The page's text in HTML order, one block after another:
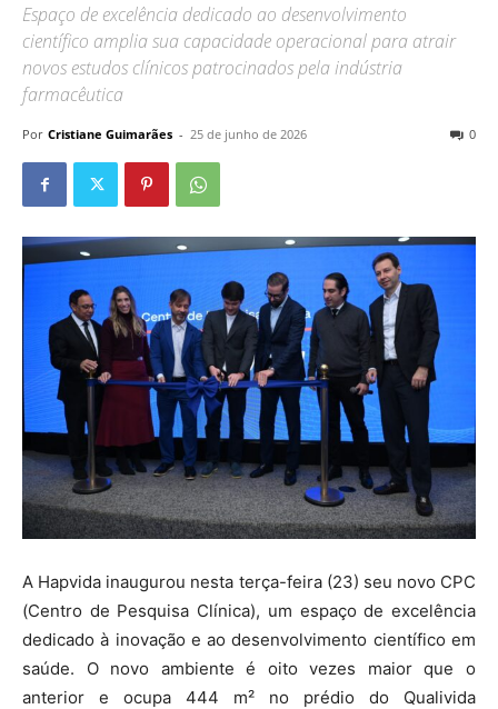
Espaço de excelência dedicado ao desenvolvimento
científico amplia sua capacidade operacional para atrair
novos estudos clínicos patrocinados pela indústria
farmacêutica
Por Cristiane Guimarães - 25 de junho de 2026 0
A Hapvida inaugurou nesta terça-feira (23) seu novo CPC
(Centro de Pesquisa Clínica), um espaço de excelência
dedicado à inovação e ao desenvolvimento científico em
saúde. O novo ambiente é oito vezes maior que o
anterior e ocupa 444 m² no prédio do Qualivida